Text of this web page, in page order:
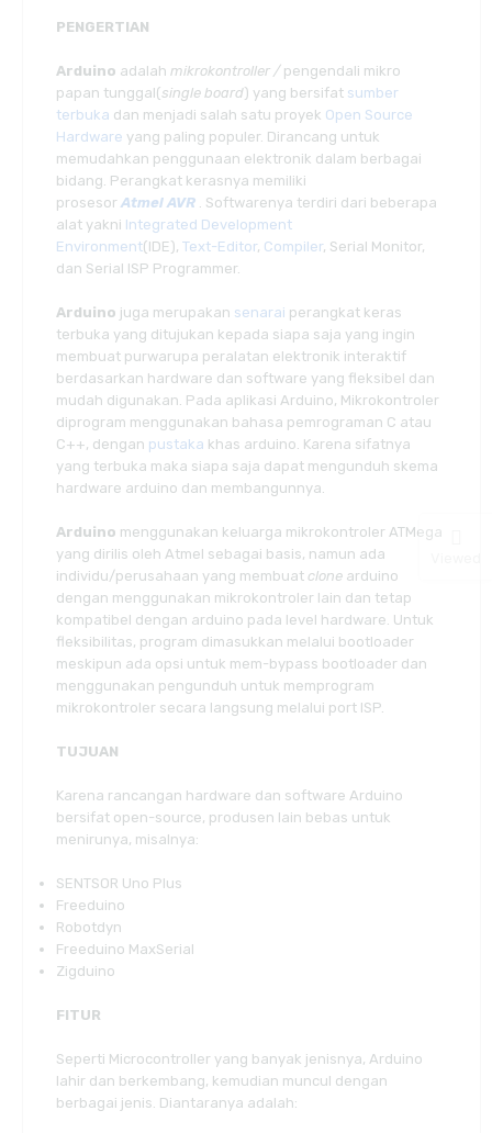
PENGERTIAN
Arduino adalah mikrokontroller /pengendali mikro
papan tunggal(single board) yang bersifat sumber
terbuka dan menjadi salah satu proyek Open Source
Hardware yang paling populer. Dirancang untuk
memudahkan penggunaan elektronik dalam berbagai
bidang. Perangkat kerasnya memiliki
prosesor Atmel AVR . Softwarenya terdiri dari beberapa
alat yakni Integrated Development
Environment(IDE), Text-Editor, Compiler, Serial Monitor,
dan Serial ISP Programmer.
Arduino juga merupakan senarai perangkat keras
terbuka yang ditujukan kepada siapa saja yang ingin
membuat purwarupa peralatan elektronik interaktif
berdasarkan hardware dan software yang fleksibel dan
mudah digunakan. Pada aplikasi Arduino, Mikrokontroler
diprogram menggunakan bahasa pemrograman C atau
C++, dengan pustaka khas arduino. Karena sifatnya
yang terbuka maka siapa saja dapat mengunduh skema
hardware arduino dan membangunnya.
Arduino menggunakan keluarga mikrokontroler ATMega
yang dirilis oleh Atmel sebagai basis, namun ada
individu/perusahaan yang membuat clone arduino
dengan menggunakan mikrokontroler lain dan tetap
kompatibel dengan arduino pada level hardware. Untuk
fleksibilitas, program dimasukkan melalui bootloader
meskipun ada opsi untuk mem-bypass bootloader dan
menggunakan pengunduh untuk memprogram
mikrokontroler secara langsung melalui port ISP.
TUJUAN
Karena rancangan hardware dan software Arduino
bersifat open-source, produsen lain bebas untuk
menirunya, misalnya:
SENTSOR Uno Plus
Freeduino
Robotdyn
Freeduino MaxSerial
Zigduino
FITUR
Seperti Microcontroller yang banyak jenisnya, Arduino
lahir dan berkembang, kemudian muncul dengan
berbagai jenis. Diantaranya adalah: